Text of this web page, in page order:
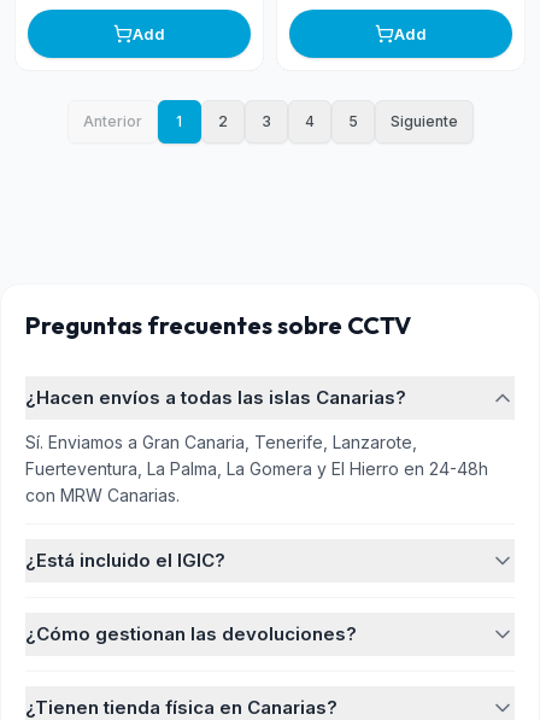
Add Add
Anterior 1 2 3 4 5 Siguiente
Preguntas frecuentessobre CCTV
¿Hacen envíos a todas las islas Canarias?
Sí. Enviamos a Gran Canaria, Tenerife, Lanzarote,
Fuerteventura, La Palma, La Gomera y El Hierro en 24-48h
con MRW Canarias.
¿Está incluido el IGIC?
¿Cómo gestionan las devoluciones?
¿Tienen tienda física en Canarias?